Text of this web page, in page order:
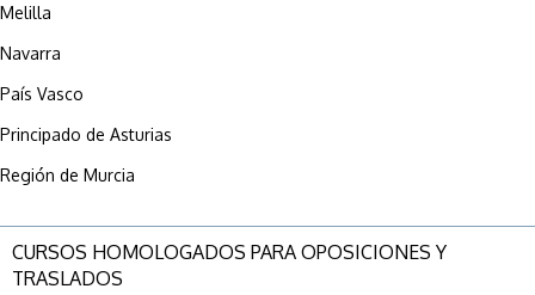
CURSOS HOMOLOGADOS PARA OPOSICIONES Y
TRASLADOS
Melilla
Navarra
País Vasco
Principado de Asturias
Región de Murcia